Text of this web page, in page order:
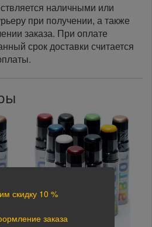
наличными или
при получении, а также
заказа. При оплате
срок доставки считается
скидку 10 %
заказа